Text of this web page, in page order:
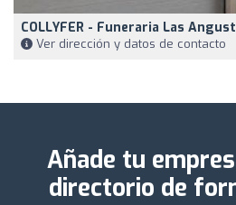
COLLYFER - Funeraria Las
Ver dirección y datos de contacto
Añade tu
directorio de